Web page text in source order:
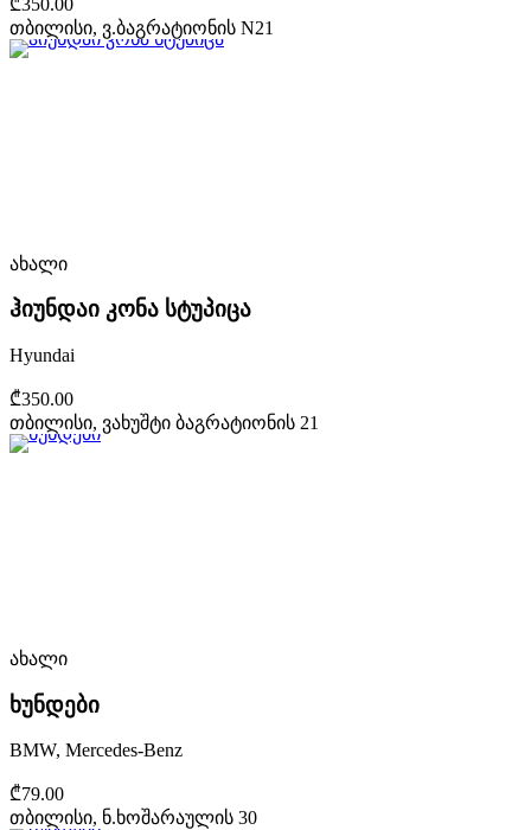
თბილისი, ვ.ბაგრატიონის N21
ახალი
ჰიუნდაი კონა სტუპიცა
Hyundai
₾350.00
თბილისი, ვახუშტი ბაგრატიონის 21
ახალი
ხუნდები
BMW, Mercedes-Benz
₾79.00
თბილისი, ნ.ხოშარაულის 30